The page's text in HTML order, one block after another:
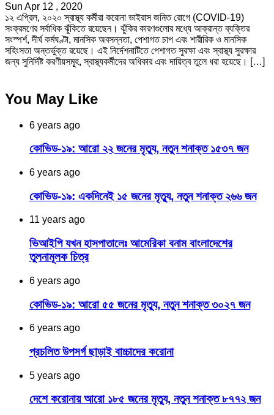
Sun Apr 12 , 2020
১২ এপ্রিল, ২০২০ স্বাস্থ্য কর্মীরা করোনা ভাইরাস জনিত রোগে (COVID-19)
সংক্রমণের সর্বাধিক ঝুঁকিতে রয়েছেন। ঝুঁকির কারণগুলোর মধ্যে আক্রান্ত ব্যক্তির
সংস্পর্শ, দীর্ঘ কর্মঘণ্টা, মানসিক অবসন্নতা, পেশাগত চাপ এবং শারীরিক ও মানসিক
সহিংসতা অন্তর্ভুক্ত রয়েছে। এই নির্দেশনাটিতে পেশাগত সুরক্ষা এবং স্বাস্থ্য সুরক্ষার
জন্য সুনির্দিষ্ট করণীয়সমূূহ, স্বাস্থ্যকর্মীদের অধিকার এবং দায়িত্ব তুলে ধরা হয়েছে। […]
You May Like
6 years ago
কোভিড-১৯: আরো ২২ জনের মৃত্যু, নতুন শনাক্ত ১৫৩৭ জন
6 years ago
কোভিড-১৯: একদিনেই ১৫ জনের মৃত্যু, নতুন শনাক্ত ২৬৬ জন
11 years ago
ভিআইপি যখন হাসপাতালেঃ আমেরিকা বনাম বাংলাদেশের
তুলনামূলক চিত্র
6 years ago
কোভিড-১৯: আরো ৫৫ জনের মৃত্যু, নতুন শনাক্ত ৩০২৭ জন
6 years ago
প্রচলিত উপসর্গ ছাড়াই বাচ্চাদের করোনা
5 years ago
দেশে করোনায় আরো ১৮৫ জনের মৃত্যু, নতুন শনাক্ত ৮৭৭২ জন